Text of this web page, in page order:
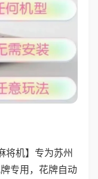
将机】专为苏州
专用，花牌自动